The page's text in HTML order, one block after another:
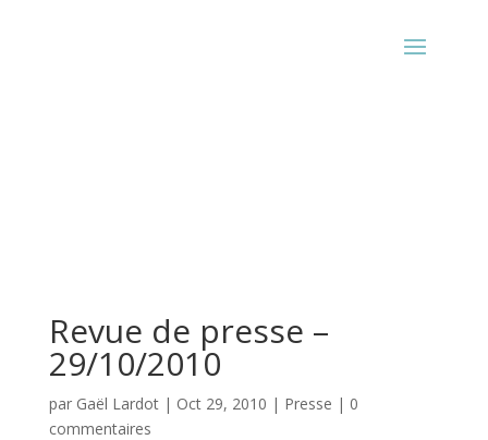
Revue de presse –
29/10/2010
par Gaël Lardot| Oct 29, 2010 | Presse | 0
commentaires